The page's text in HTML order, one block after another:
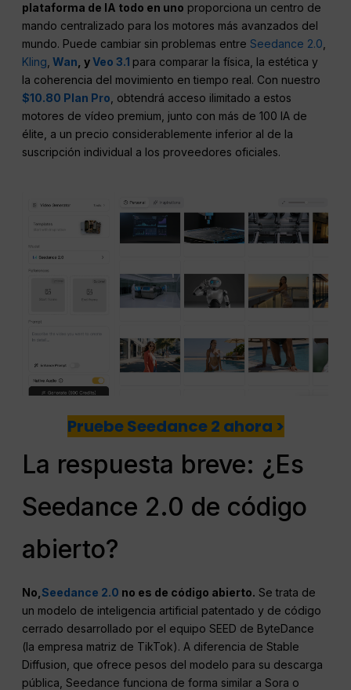
plataforma de IA todo en uno proporciona un centro de
mando centralizado para los motores más avanzados del
mundo. Puede cambiar sin problemas entreSeedance 2.0,
Kling, Wan, yVeo 3.1 para comparar la física, la estética y
la coherencia del movimiento en tiempo real. Con nuestro
$10.80 Plan Pro, obtendrá acceso ilimitado a estos
motores de vídeo premium, junto con más de 100 IA de
élite, a un precio considerablemente inferior al de la
suscripción individual a los proveedores oficiales.
Pruebe Seedance 2 ahora >
La respuesta breve: ¿Es
Seedance 2.0 de código
abierto?
No,Seedance 2.0 no es de código abierto. Se trata de
un modelo de inteligencia artificial patentado y de código
cerrado desarrollado por el equipo SEED de ByteDance
(la empresa matriz de TikTok). A diferencia de Stable
Diffusion, que ofrece pesos del modelo para su descarga
pública, Seedance funciona de forma similar a Sora o